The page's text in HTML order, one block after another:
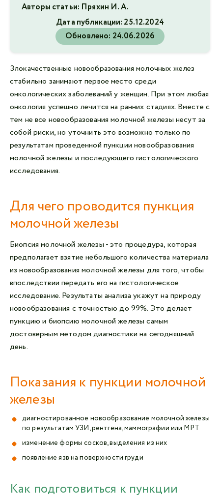
Авторы статьи: Пряхин И. А.
Дата публикации: 25.12.2024
Обновлено: 24.06.2026
Злокачественные новообразования молочных желез
стабильно занимают первое место среди
онкологических заболеваний у женщин. При этом любая
онкология успешно лечится на ранних стадиях. Вместе с
тем не все новообразования молочной железы несут за
собой риски, но уточнить это возможно только по
результатам проведенной пункции новообразования
молочной железы и последующего гистологического
исследования.
Для чего проводится пункция
молочной железы
Биопсия молочной железы - это процедура, которая
предполагает взятие небольшого количества материала
из новообразования молочной железы для того, чтобы
впоследствии передать его на гистологическое
исследование. Результаты анализа укажут на природу
новообразования с точностью до 99%. Это делает
пункцию и биопсию молочной железы самым
достоверным методом диагностики на сегодняшний
день.
Показания к пункции молочной
железы
диагностированное новообразование молочной железы
по результатам УЗИ, рентгена, маммографии или МРТ
изменение формы сосков, выделения из них
появление язв на поверхности груди
Как подготовиться к пункции